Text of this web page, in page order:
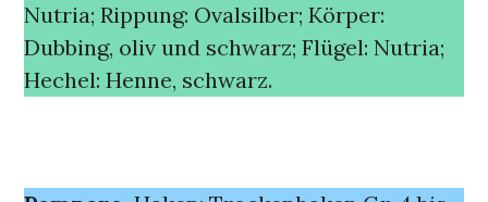
Nutria; Rippung: Ovalsilber; Körper:
Dubbing, oliv und schwarz; Flügel: Nutria;
Hechel: Henne, schwarz.